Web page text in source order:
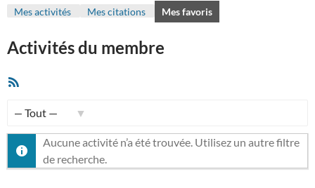
Mes activités Mes citations Mes favoris
Activités du membre
par
activité:
Aucune activité n’a été trouvée. Utilisez un autre filtre
de recherche.